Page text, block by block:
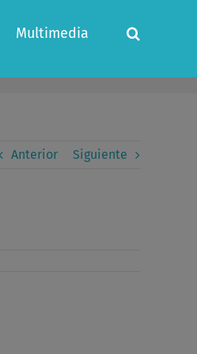
Multimedia
Anterior Siguiente